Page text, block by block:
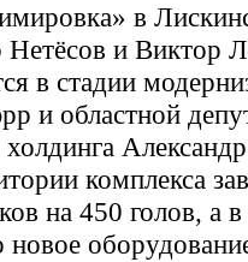
в
и Виктор
в стадии
и областной
комплекса
на 450 голов, а
новое